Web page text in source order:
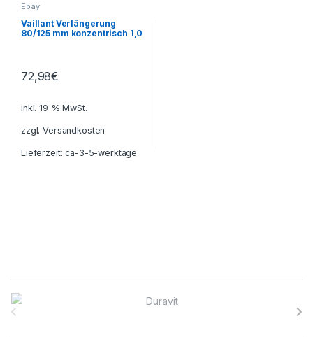
Ebay
Vaillant Verlängerung
80/125 mm konzentrisch 1,0
72,98€
inkl. 19 % MwSt.
zzgl.Versandkosten
Lieferzeit:ca-3-5-werktage